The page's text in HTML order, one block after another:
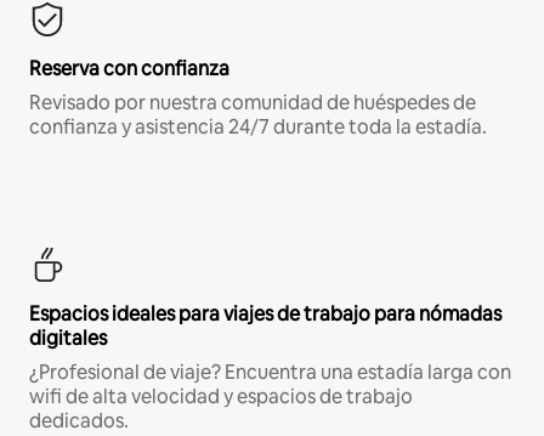
Reserva con confianza
Revisado por nuestra comunidad de huéspedes de
confianza y asistencia 24/7 durante toda la estadía.
Espacios ideales para viajes de trabajo para nómadas
digitales
¿Profesional de viaje? Encuentra una estadía larga con
wifi de alta velocidad y espacios de trabajo
dedicados.